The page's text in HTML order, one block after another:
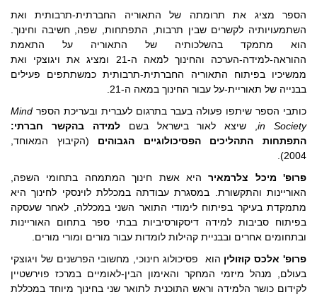
הספר מציג את תרומתה של התאוריה החברתית-תרבותית ואת
השתמעויותיה לקשרים שבין תרבות, התפתחות, שפה, חשיבה וחינוך.
הוא מתמקד בהשלכותיה של התאוריה על התאמת
ההוראה-למידה-הערכה והחינוך למאה ה-21 ומציג את ויגוצקי ואת
ממשיכיו בפיתוח התאוריה החברתית-תרבותית כמשתתפים פעילים
בבנייה של תאוריית-על עבור החינוך במאה ה-21.
כותבי הספר שיתפו פעולה בעבר בתרגום לעברית ובעריכת הספר Mind
in Society, שיצא לאור בישראל בשםלמידה בהקשר חברתי:
התפתחות התהליכים הפסיכולוגיים הגבוהים (הקיבוץ המאוחד,
2004).
פרופ' מיכל צלרמאירהיא אשת חינוך המתמחה בתחומי השפה,
האוריינות והתקשורת. במסגרת עבודתה במכללת לוינסקי לחינוך היא
מתמקדת בעיקר בפיתוח לימודי התואר השני במכללה, לאחר שעסקה
בפיתוח סביבות למידה דיסקורסיביות בבתי ספר בתחום האוריינות
ובתחומים אחרים ובבניית קהילות לומדות עבור מורים ומורי מורים.
פרופ' אלכס קוזולין הוא פסיכולוג חינוכי, מחשובי הפרשנים של ויגוצקי
בעולם, מנהל מיזמי המחקר והאימון הבין-לאומיים במרכז פוירשטיין
לקידום כושר הלמידה וראש התוכנית לתואר שני בחינוך מיוחד במכללת